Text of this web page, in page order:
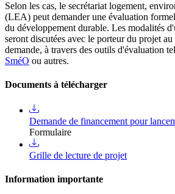
Selon les cas, le secrétariat logement,
(LEA) peut demander une évaluation
du développement durable. Les modalités
seront discutées avec le porteur du projet
demande, à travers des outils d'évaluation
SméO ou autres.
Documents à télécharger
Demande de financement pour
Formulaire
Grille de lecture de projet
Information importante